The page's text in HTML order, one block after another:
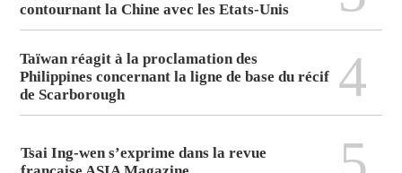
contournant la Chine avec les Etats-Unis
Taïwan réagit à la proclamation des
Philippines concernant la ligne de base du récif
de Scarborough
4
Tsai Ing-wen s’exprime dans la revue